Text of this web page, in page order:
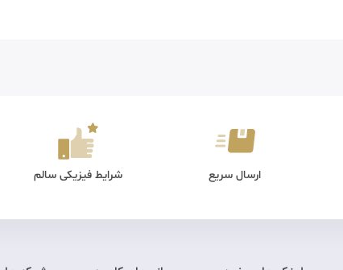
ارسال سریع شرایط فیزیکی سالم